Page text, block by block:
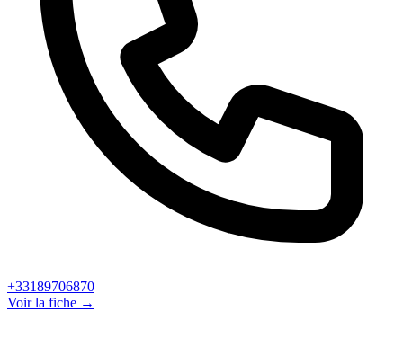
+33189706870
Voir la fiche →